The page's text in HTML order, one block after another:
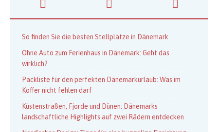
So finden Sie die besten Stellplätze in Dänemark
Ohne Auto zum Ferienhaus in Dänemark: Geht das
wirklich?
Packliste für den perfekten Dänemarkurlaub: Was im
Koffer nicht fehlen darf
Küstenstraßen, Fjorde und Dünen: Dänemarks
landschaftliche Highlights auf zwei Rädern entdecken